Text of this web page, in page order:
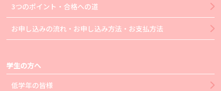
3つのポイント・合格への道
お申し込みの流れ・お申し込み方法・お支払方法
学生の方へ
低学年の皆様